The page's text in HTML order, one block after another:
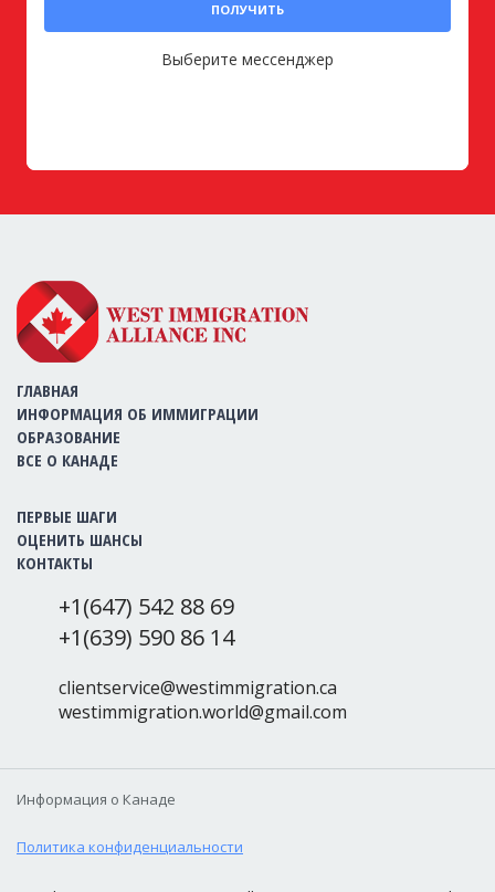
ПОЛУЧИТЬ
Выберите мессенджер
ГЛАВНАЯ
ИНФОРМАЦИЯ ОБ ИММИГРАЦИИ
ОБРАЗОВАНИЕ
ВСЕ О КАНАДЕ
ПЕРВЫЕ ШАГИ
ОЦЕНИТЬ ШАНСЫ
КОНТАКТЫ
+1(647) 542 88 69
+1(639) 590 86 14
clientservice@westimmigration.ca
westimmigration.world@gmail.com
Информация о Канаде
Политика конфиденциальности